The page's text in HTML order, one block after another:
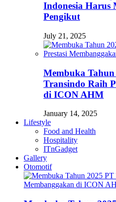
Indonesia Harus
Pengikut
July 21, 2025
Membuka
Transindo Raih
di ICON AHM
January 14, 2025
Lifestyle
Food and Health
Hospitality
ITnGadget
Gallery
Otomotif